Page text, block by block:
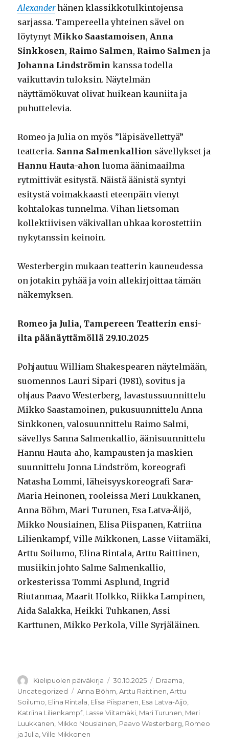
Alexanderhänen klassikkotulkintojensa
sarjassa. Tampereella yhteinen sävel on
löytynyt Mikko Saastamoisen,Anna
Sinkkosen, Raimo Salmen, Raimo Salmen ja
Johanna Lindströmin kanssa todella
vaikuttavin tuloksin. Näytelmän
näyttämökuvat olivat huikean kauniita ja
puhuttelevia.
Romeo ja Julia on myös ”läpisävellettyä”
teatteria. Sanna Salmenkallion sävellykset ja
Hannu Hauta-ahon luoma äänimaailma
rytmittivät esitystä. Näistä äänistä syntyi
esitystä voimakkaasti eteenpäin vienyt
kohtalokas tunnelma. Vihan lietsoman
kollektiivisen väkivallan uhkaa korostettiin
nykytanssin keinoin.
Westerbergin mukaan teatterin kauneudessa
on jotakin pyhää ja voin allekirjoittaa tämän
näkemyksen.
Romeo ja Julia, Tampereen Teatterin ensi-
ilta päänäyttämöllä 29.10.2025
Pohjautuu William Shakespearen näytelmään,
suomennos Lauri Sipari (1981), sovitus ja
ohjaus Paavo Westerberg, lavastussuunnittelu
Mikko Saastamoinen, pukusuunnittelu Anna
Sinkkonen, valosuunnittelu Raimo Salmi,
sävellys Sanna Salmenkallio, äänisuunnittelu
Hannu Hauta-aho, kampausten ja maskien
suunnittelu Jonna Lindström, koreografi
Natasha Lommi, läheisyyskoreografi Sara-
Maria Heinonen, rooleissa Meri Luukkanen,
Anna Böhm, Mari Turunen, Esa Latva-Äijö,
Mikko Nousiainen, Elisa Piispanen, Katriina
Lilienkampf, Ville Mikkonen, Lasse Viitamäki,
Arttu Soilumo, Elina Rintala, Arttu Raittinen,
musiikin johto Salme Salmenkallio,
orkesterissa Tommi Asplund, Ingrid
Riutanmaa, Maarit Holkko, Riikka Lampinen,
Aida Salakka, Heikki Tuhkanen, Assi
Karttunen, Mikko Perkola, Ville Syrjäläinen.
Kirjoittaja
Kielipuolen päiväkirja Julkaistu
30.10.2025 Kategoriat
Draama,
Uncategorized
Avainsanat
Anna Böhm,Arttu Raittinen,Arttu
Soilumo, Elina Rintala, Elisa Piispanen, Esa Latva-Äijö,
Katriina Lilienkampf, Lasse Viitamäki, Mari Turunen, Meri
Luukkanen, Mikko Nousiainen, Paavo Westerberg, Romeo
ja Julia,Ville Mikkonen